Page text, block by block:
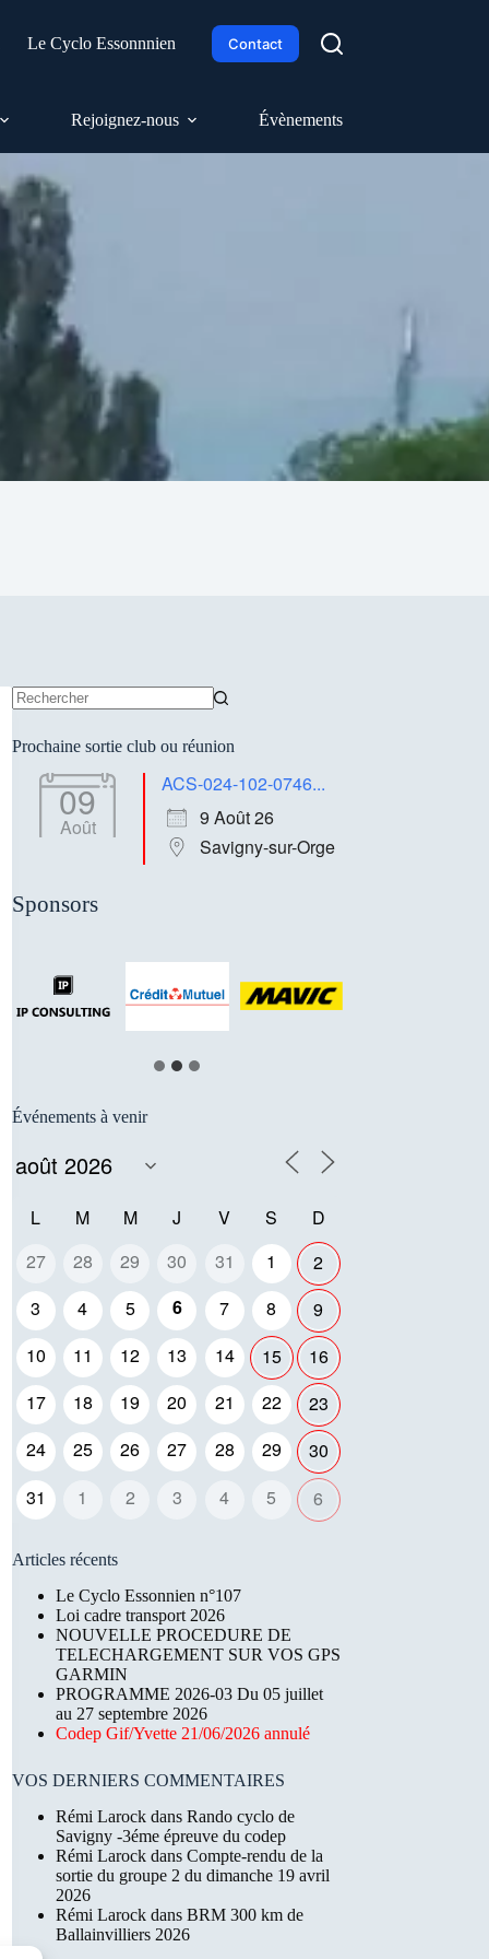
Le Cyclo Essonnnien Contact
Rejoignez-nous Évènements
résultat
Prochaine sortie club ou réunion
09
Août
ACS-024-102-0746...
9 Août 26
Savigny-sur-Orge
Sponsors
Événements à venir
L M M J V S
D
27
28 29 30 31 1
2
3
4 5 6 7 8
9
10
11 12 13 14 15
16
17
18 19 20 21 22
23
24
25 26 27 28 29
30
31
1 2 3 4 5 6
Articles récents
Le Cyclo Essonnien n°107
Loi cadre transport 2026
NOUVELLE PROCEDURE DE
TELECHARGEMENT SUR VOS GPS
GARMIN
PROGRAMME 2026-03 Du 05 juillet
au 27 septembre 2026
Codep Gif/Yvette 21/06/2026 annulé
VOS DERNIERS COMMENTAIRES
Rémi Larock dansRando cyclo de
Savigny -3éme épreuve du codep
Rémi Larock dansCompte-rendu de la
sortie du groupe 2 du dimanche 19 avril
2026
Rémi Larock dansBRM 300 km de
Ballainvilliers 2026